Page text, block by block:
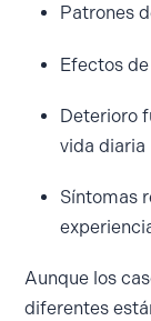
Patrones
Efectos
Deterioro
vida diaria
Síntomas
Aunque los
diferentes